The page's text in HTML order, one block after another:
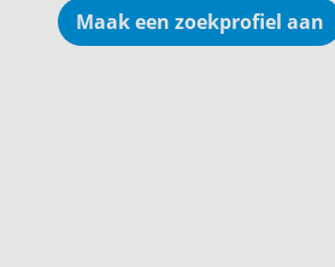
Maak een zoekprofiel aan